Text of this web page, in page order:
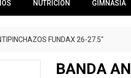
NUTRICIÓN GIMNASIA
FUNDAX 26-27.5"
BANDA